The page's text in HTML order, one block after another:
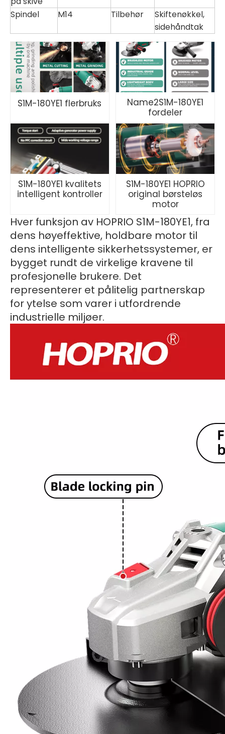
Spindel
M14 Tilbehør
Skiftenøkkel,
sidehåndtak
S1M-180YE1 flerbruks
Name2S1M-180YE1
fordeler
S1M-180YE1 kvalitets
intelligent kontroller
S1M-180YE1 HOPRIO
original børsteløs
motor
Hver funksjon av HOPRIO S1M-180YE1, fra
dens høyeffektive, holdbare motor til
dens intelligente sikkerhetssystemer, er
bygget rundt de virkelige kravene til
profesjonelle brukere. Det
representerer et pålitelig partnerskap
for ytelse som varer i utfordrende
industrielle miljøer.